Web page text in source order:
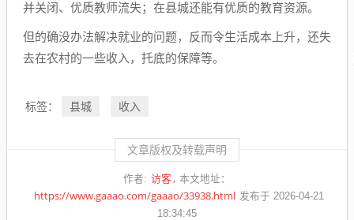
并关闭、优质教师流失；在县城还能有优质的教育资源。
但的确没办法解决就业的问题，反而令生活成本上升，还失
去在农村的一些收入，托底的保障等。
标签： 县城 收入
文章版权及转载声明
作者: 访客 本文地址：
https://www.gaaao.com/gaaao/33938.html 发布于 2026-04-21
18:34:45